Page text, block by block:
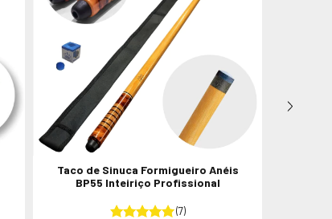
Taco de Sinuca Formigueiro Anéis
BP55 Inteiriço Profissional
(7)